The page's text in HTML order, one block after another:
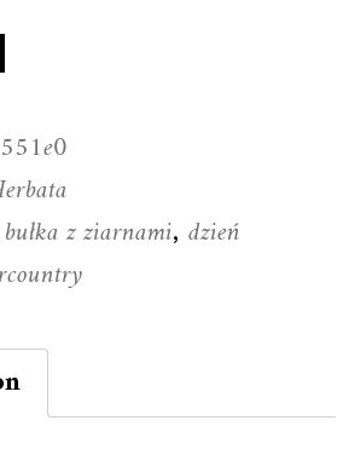
bułka z ziarnami, dzień